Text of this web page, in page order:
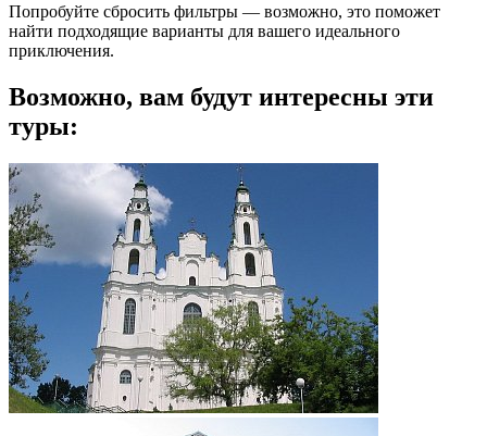
Попробуйте сбросить фильтры — возможно, это поможет
найти подходящие варианты для вашего идеального
приключения.
Возможно, вам будут интересны эти
туры: